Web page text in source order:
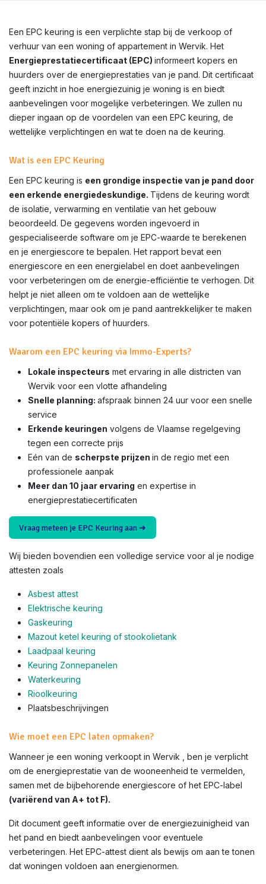
Een EPC keuring is een verplichte stap bij de verkoop of
verhuur van een woning of appartement in Wervik. Het
Energieprestatiecertificaat (EPC) informeert kopers en
huurders over de energieprestaties van je pand. Dit certificaat
geeft inzicht in hoe energiezuinig je woning is en biedt
aanbevelingen voor mogelijke verbeteringen. We zullen nu
dieper ingaan op de voordelen van een EPC keuring, de
wettelijke verplichtingen en wat te doen na de keuring.
Wat is een EPC Keuring
Een EPC keuring is een grondige inspectie van je pand door
een erkende energiedeskundige. Tijdens de keuring wordt
de isolatie, verwarming en ventilatie van het gebouw
beoordeeld. De gegevens worden ingevoerd in
gespecialiseerde software om je EPC-waarde te berekenen
en je energiescore te bepalen. Het rapport bevat een
energiescore en een energielabel en doet aanbevelingen
voor verbeteringen om de energie-efficiëntie te verhogen. Dit
helpt je niet alleen om te voldoen aan de wettelijke
verplichtingen, maar ook om je pand aantrekkelijker te maken
voor potentiële kopers of huurders.
Waarom een EPC keuring via Immo-Experts?
Lokale inspecteurs met ervaring in alle districten van
Wervik voor een vlotte afhandeling
Snelle planning: afspraak binnen 24 uur voor een snelle
service
Erkende keuringen volgens de Vlaamse regelgeving
tegen een correcte prijs
Eén van de scherpste prijzen in de regio met een
professionele aanpak
Meer dan 10 jaar ervaring en expertise in
energieprestatiecertificaten
Vraag meteen je EPC Keuring aan ➜
Wij bieden bovendien een volledige service voor al je nodige
attesten zoals
Asbest attest
Elektrische keuring
Gaskeuring
Mazout ketel keuring of stookolietank
Laadpaal keuring
Keuring Zonnepanelen
Waterkeuring
Rioolkeuring
Plaatsbeschrijvingen
Wie moet een EPC laten opmaken?
Wanneer je een woning verkoopt in Wervik , ben je verplicht
om de energieprestatie van de wooneenheid te vermelden,
samen met de bijbehorende energiescore of het EPC-label
(variërend van A+ tot F).
Dit document geeft informatie over de energiezuinigheid van
het pand en biedt aanbevelingen voor eventuele
verbeteringen. Het EPC-attest dient als bewijs om aan te tonen
dat woningen voldoen aan energienormen.